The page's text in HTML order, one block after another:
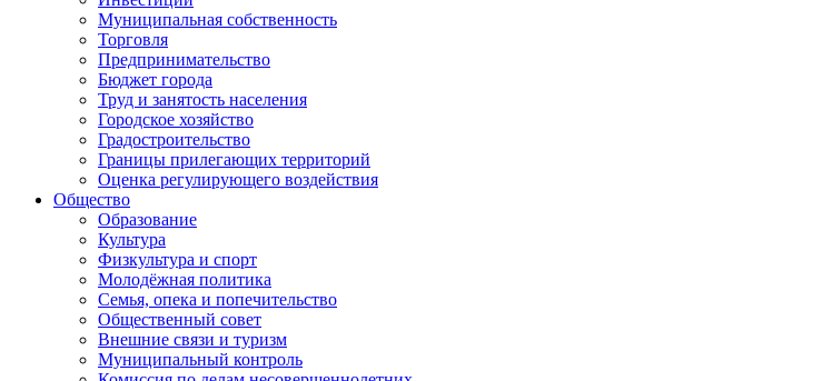
Муниципальная собственность
Торговля
Предпринимательство
Бюджет города
Труд и занятость населения
Городское хозяйство
Градостроительство
Границы прилегающих территорий
Оценка регулирующего воздействия
Общество
Образование
Культура
Физкультура и спорт
Молодёжная политика
Семья, опека и попечительство
Общественный совет
Внешние связи и туризм
Муниципальный контроль